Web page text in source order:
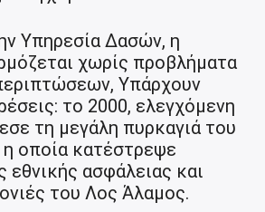
Υπηρεσία Δασών, η
χωρίς προβλήματα
Υπάρχουν
το 2000, ελεγχόμενη
τη μεγάλη πυρκαγιά του
οποία κατέστρεψε
εθνικής ασφάλειας και
του Λος Άλαμος.